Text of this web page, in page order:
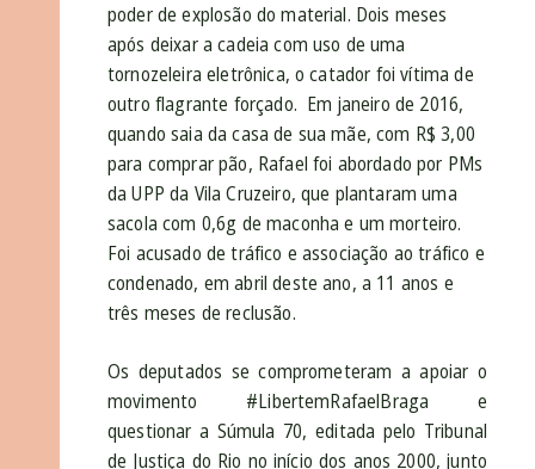
poder de explosão do material. Dois meses
após deixar a cadeia com uso de uma
tornozeleira eletrônica, o catador foi vítima de
outro flagrante forçado. Em janeiro de 2016,
quando saia da casa de sua mãe, com R$ 3,00
para comprar pão, Rafael foi abordado por PMs
da UPP da Vila Cruzeiro, que plantaram uma
sacola com 0,6g de maconha e um morteiro.
Foi acusado de tráfico e associação ao tráfico e
condenado, em abril deste ano, a 11 anos e
três meses de reclusão.
Os deputados se comprometeram a apoiar o
movimento #LibertemRafaelBraga e
questionar a Súmula 70, editada pelo Tribunal
de Justiça do Rio no início dos anos 2000, junto